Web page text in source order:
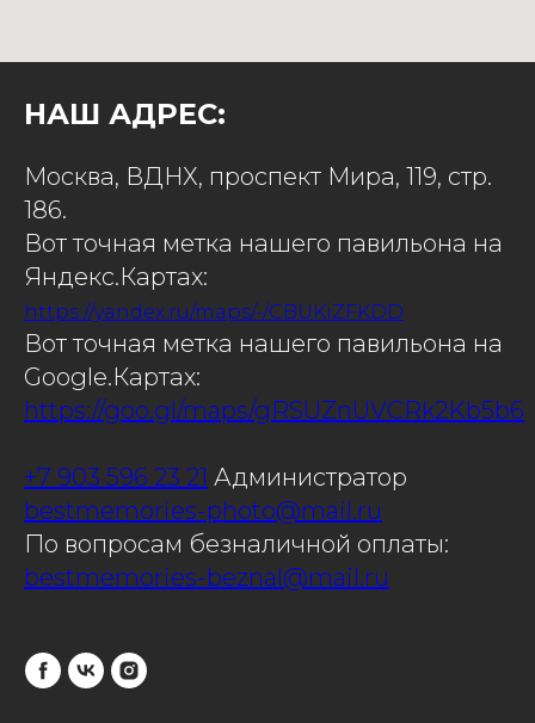
НАШ АДРЕС:
Москва, ВДНХ, проспект Мира, 119, стр.
186.
Вот точная метка нашего павильона на
Яндекс.Картах:
https://yandex.ru/maps/-/CBUKiZFKDD
Вот точная метка нашего павильона на
Google.Картах:
https://goo.gl/maps/gRSUZnUVCRk2Kb5b6
+7 903 596 23 21 Администратор
bestmemories-photo@mail.ru
По вопросам безналичной оплаты:
bestmemories-beznal@mail.ru